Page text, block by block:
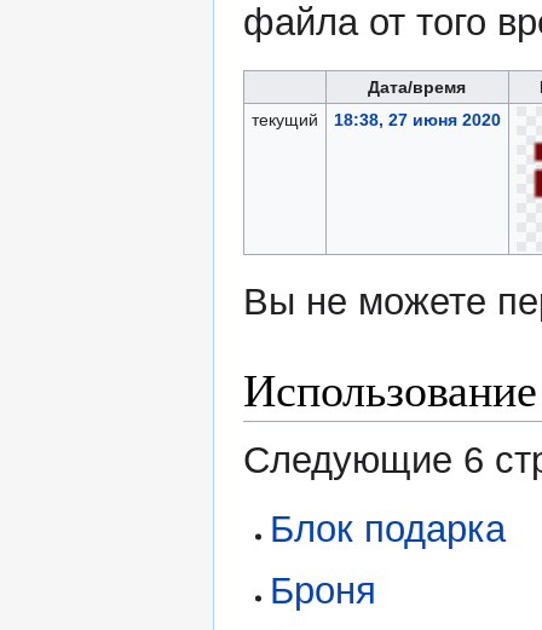
файла от того
Дата/время
текущий
18:38, 27 июня 2020
Вы не можете
Следующие 6
Блок подарка
Броня